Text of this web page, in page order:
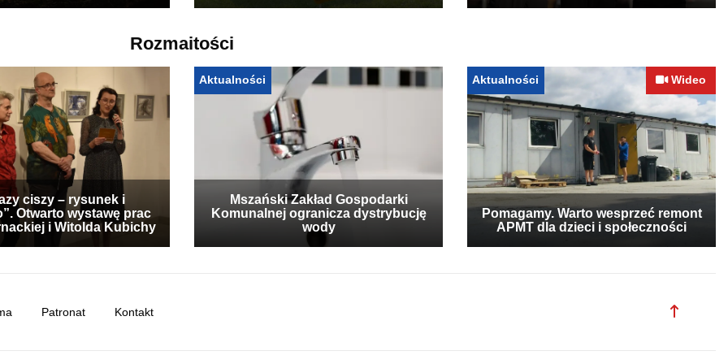
Rozmaitości
ciszy – rysunek i
Otwarto wystawę prac
i Witolda Kubichy
Aktualności
Mszański Zakład Gospodarki
Komunalnej ogranicza dystrybucję
wody
Aktualności Wideo
Pomagamy. Warto wesprzeć remont
APMT dla dzieci i społeczności
Patronat Kontakt